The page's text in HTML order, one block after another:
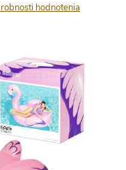
hodnotenia